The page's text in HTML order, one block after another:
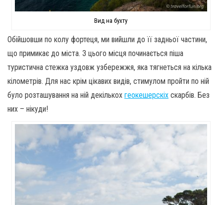
Вид на бухту
Обійшовши по колу фортеця, ми вийшли до її задньої частини,
що примикає до міста. З цього місця починається піша
туристична стежка уздовж узбережжя, яка тягнеться на кілька
кілометрів. Для нас крім цікавих видів, стимулом пройти по ній
було розташування на ній декількох геокешерскіх скарбів. Без
них – нікуди!